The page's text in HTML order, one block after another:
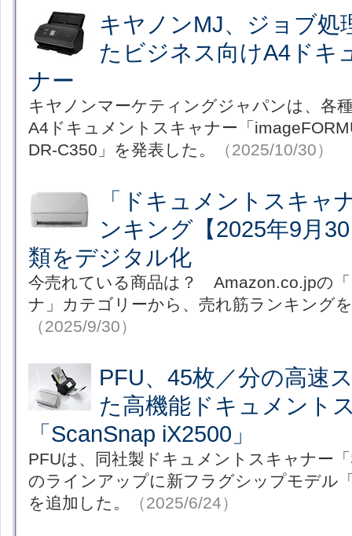
キヤノンMJ、ジョブ処
たビジネス向けA4ドキ
ナー
キヤノンマーケティングジャパンは、各
A4ドキュメントスキャナー「
DR-C350」を発表した。
（2025/10/30）
「ドキュメントスキャ
ンキング【2025年9月
類をデジタル化
今売れている商品は？ Amazon.co.jpの
ナ」カテゴリーから、売れ筋ランキング
（2025/9/30）
PFU、45枚／分の高速
た高機能ドキュメント
「ScanSnap iX2500」
PFUは、同社製ドキュメントスキャナー
のラインアップに新フラグシップモデル
を追加した。
（2025/6/24）